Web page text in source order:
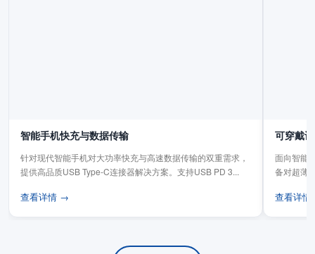
智能手机快充与数据传输
针对现代智能手机对大功率快充与高速数据传输的双重需求，
提供高品质USB Type-C连接器解决方案。支持USB PD 3...
查看详情 →
可穿戴
面向智能
备对超薄
查看详